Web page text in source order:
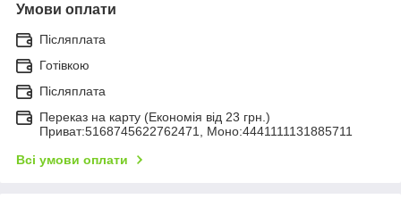
Умови оплати
Післяплата
Готівкою
Післяплата
Переказ на карту (Економія від 23 грн.)
Приват:5168745622762471, Моно:4441111131885711
Всі умови оплати